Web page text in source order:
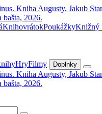
KnihovrátokPoukážkyKnižný
HryFilmy Doplnky